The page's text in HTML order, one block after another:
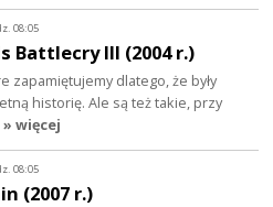
08:05
Battlecry III (2004 r.)
zapamiętujemy dlatego, że były
historię. Ale są też takie, przy
» więcej
08:05
(2007 r.)